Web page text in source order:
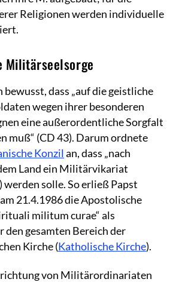
Religionen werden individuelle
Militärseelsorge
bewusst, dass „auf die geistliche
wegen ihrer besonderen
eine außerordentliche Sorgfalt
muß“ (CD 43). Darum ordnete
Konzil an, dass „nach
Land ein Militärvikariat
werden solle. So erließ Papst
21.4.1986 die Apostolische
militum curae“ als
den gesamten Bereich der
Kirche (Katholische Kirche).
von Militärordinariaten